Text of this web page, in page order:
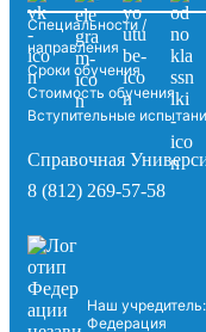
Специальности /
направления
Сроки обучения
Стоимость обучения
Вступительные
Справочная
8 (812) 269-57-58
Наш учредитель:
Федерация